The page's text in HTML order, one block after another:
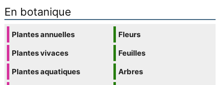
En botanique
Plantes annuelles
Plantes vivaces
Plantes aquatiques
Fleurs
Feuilles
Arbres